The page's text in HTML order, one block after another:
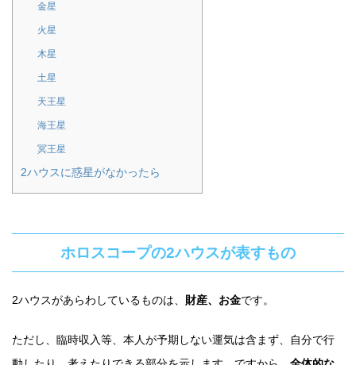
金星
火星
木星
土星
天王星
海王星
冥王星
2ハウスに惑星がなかったら
ホロスコープの2ハウスが表すもの
2ハウスがあらわしているものは、 財産、お金です。
ただし、臨時収入等、本人が予期しない運気は含まず、自分で行